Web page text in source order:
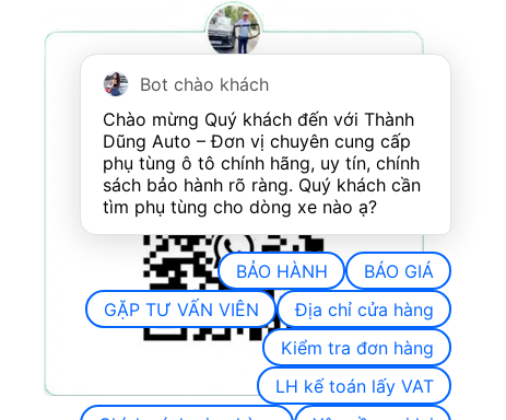
Bot chào khách
Chào mừng Quý khách đến với Thành
Dũng Auto – Đơn vị chuyên cung cấp
phụ tùng ô tô chính hãng, uy tín, chính
sách bảo hành rõ ràng. Quý khách cần
tìm phụ tùng cho dòng xe nào ạ?
BẢO HÀNH
BÁO GIÁ
GẶP TƯ VẤN VIÊN
Địa chỉ cửa hàng
Kiểm tra đơn hàng
LH kế toán lấy VAT